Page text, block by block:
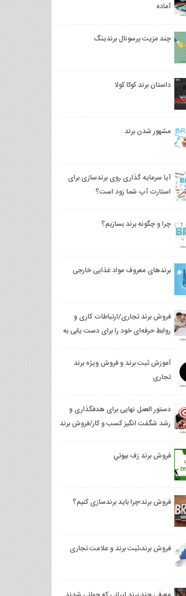
آماده
چند مزیت پرسونال برندینگ
داستان برند کوکا کولا
مشهور شدن برند
آیا سرمایه گذاری روی برندسازی برای
استارت آپ شما زود است؟
چرا و چگونه برند بسازیم؟
برندهای معروف مواد غذایی خارجی
فروش برند تجاری/ارتباطات کاری و
روابط حرفه‌ای خود را برای دست‌ یابی به
آموزش ثبت برند و فروش ویژه برند
تجاری
دستور العمل نهایی برای هدفگذاری و
رشد شگفت انگیز کسب و کار/فروش برند
فروش برند زف بيوتي
فروش برند؛چرا باید برندسازی کنیم؟
فروش برند،ثبت برند و علامت تجاری